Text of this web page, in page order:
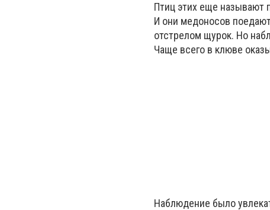
Птиц этих еще называют
И они медоносов
отстрелом щурок. Но
Чаще всего в клюве
Наблюдение было